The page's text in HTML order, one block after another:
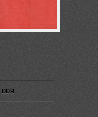
DDR